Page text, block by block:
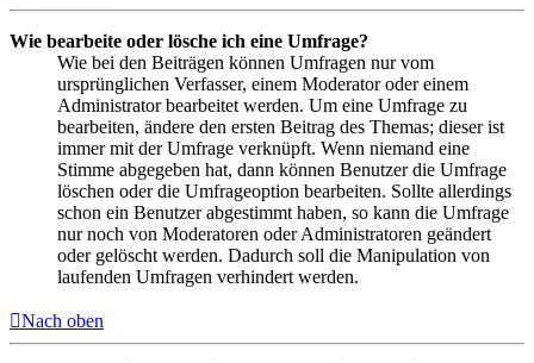
Wie bearbeite oder lösche ich eine Umfrage?
Wie bei den Beiträgen können Umfragen nur vom
ursprünglichen Verfasser, einem Moderator oder einem
Administrator bearbeitet werden. Um eine Umfrage zu
bearbeiten, ändere den ersten Beitrag des Themas; dieser ist
immer mit der Umfrage verknüpft. Wenn niemand eine
Stimme abgegeben hat, dann können Benutzer die Umfrage
löschen oder die Umfrageoption bearbeiten. Sollte allerdings
schon ein Benutzer abgestimmt haben, so kann die Umfrage
nur noch von Moderatoren oder Administratoren geändert
oder gelöscht werden. Dadurch soll die Manipulation von
laufenden Umfragen verhindert werden.
Nach oben